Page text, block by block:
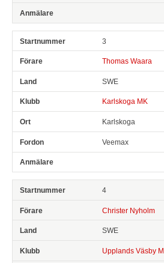
3
Thomas Waara
SWE
Karlskoga MK
Karlskoga
Veemax
4
Christer Nyholm
SWE
Upplands Väsby